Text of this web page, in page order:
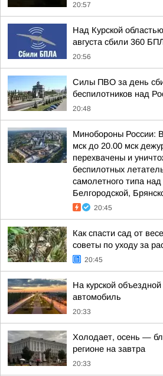
20:57
Над Курской
августа сбили 360
20:56
Силы ПВО за день
беспилотников над
20:48
Минобороны России:
мск до 20.00 мск
перехвачены и
беспилотных
самолетного типа
Белгородской,
20:45
Как спасти сад от
советы по уходу за
20:45
На курской
автомобиль
20:33
Холодает, осень —
регионе на завтра
20:33